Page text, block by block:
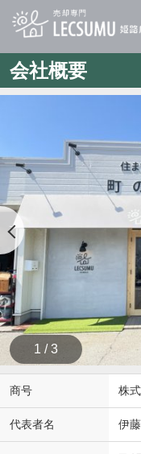
会社概要
1 / 3
商号 株
代表者名 伊